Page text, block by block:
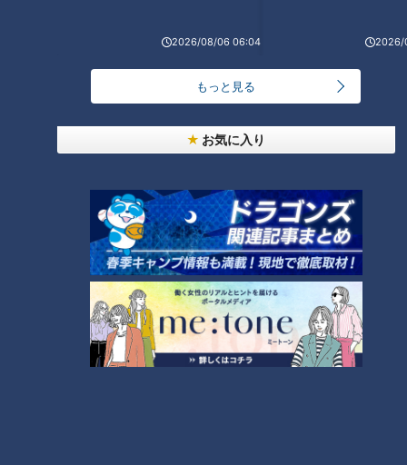
2026/08/06 06:04 2026/
もっと見る
お気に入り
ー！』と吼えながら、ホームへすごいスライディング。恐ろし
風か魔かデービス
ンツをナゴヤ球場に迎えてのナイターだった。
ドラゴンズ1点リードで迎えた7回裏、二死満塁でバッターボッ
クスには2番センターのデービス選手。マウンドには後にジャ
イアンツのエースとなり、さらにドラゴンズの一員にもなった
若き西本聖投手。2ストライクかノーボールから放った打球は
ライナーでライトフェンスを直撃。テレビカメラは二宮右翼手
がボールを取ろうとして転んでいるシーンを映し、再び画面が
ダイアモンドに切り替わった瞬間・・・目を疑った。